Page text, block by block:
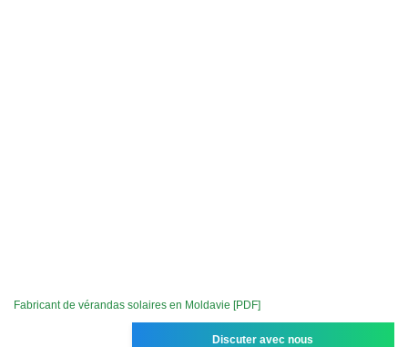
Fabricant de vérandas solaires en Moldavie [PDF]
Discuter avec nous